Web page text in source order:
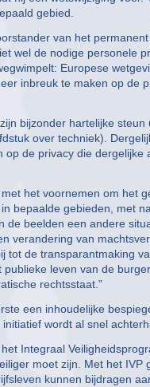
gebied.
van het
wel de nodige personele
Europese
inbreuk te maken op de
bijzonder hartelijke
over techniek).
op de privacy die
het voornemen om het
bepaalde gebieden, met
de beelden een andere
verandering van
tot de transparantmaking
publieke leven van de
rechtsstaat.”
een inhoudelijke
wordt al snel
Integraal
moet zijn. Met het
kunnen bijdragen